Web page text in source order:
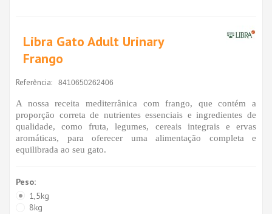
Libra Gato Adult Urinary
Frango
Referência: 8410650262406
A nossa receita mediterrânica com frango, que contém a
proporção correta de nutrientes essenciais e ingredientes de
qualidade, como fruta, legumes, cereais integrais e ervas
aromáticas, para oferecer uma alimentação completa e
equilibrada ao seu gato.
Peso:
1,5kg
8kg